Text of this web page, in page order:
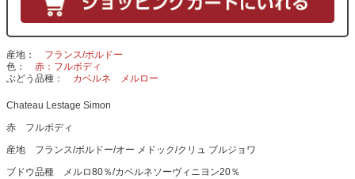
産地
フランス/ボルドー
色
赤：フルボディ
ぶどう品種
カベルネ メルロー
Chateau Lestage Simon
赤 フルボディ
産地 フランス/ボルドー/オー メドック/クリュ ブルジョワ
ブドウ品種 メルロ80％/カベルネソーヴィニヨン20％